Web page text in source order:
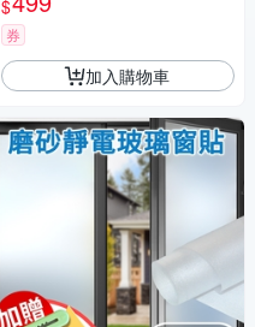
折疊傘/迷你傘/防曬
$
券
加入購物車